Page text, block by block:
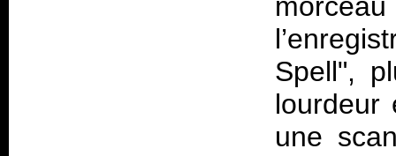
Spell",
lourdeur
une